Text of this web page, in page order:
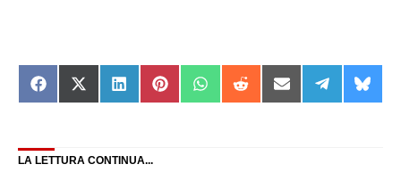
Share
on
Share
on
Share
on
Share
on
Share
on
Share
on
Share
on
Share
on
on
LA LETTURA CONTINUA...